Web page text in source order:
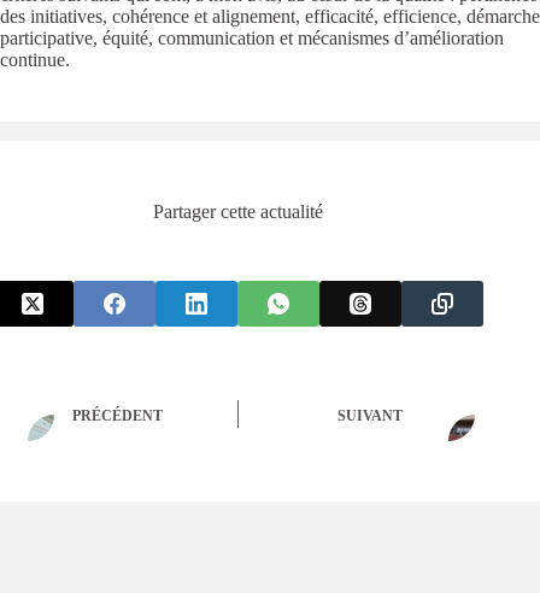
des initiatives, cohérence et alignement, efficacité, efficience, démarche
participative, équité, communication et mécanismes d’amélioration
continue.
Partager cette actualité
PRÉCÉDENT SUIVANT